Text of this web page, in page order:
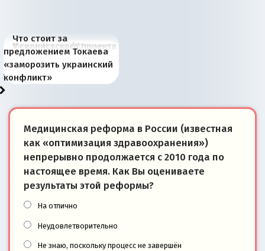
В России назрели
перемены: 15 шагов к
суверенной экономике
Миграционный пожар
Европы
Россия начинает
сбрасывать балласт
Анкориджа
Россия зимой 1904
года: первые уступки во
внутренней политике
Русская нация вчера и
сегодня
Почему правый крах в
Варшаве не поможет её
отношениям с Россией?
Место Науру / Науэро в
современной истории
Южной Осетии
У сионистского проекта
появилось украинское
измерение
Что стоит за
предложением Токаева
«заморозить украинский
конфликт»
Медицинская реформа в России (известная
как «оптимизация здравоохранения»)
непрерывно продолжается с 2010 года по
настоящее время. Как Вы оцениваете
результаты этой реформы?
На отлично
Неудовлетворительно
Не знаю, поскольку процесс не завершён